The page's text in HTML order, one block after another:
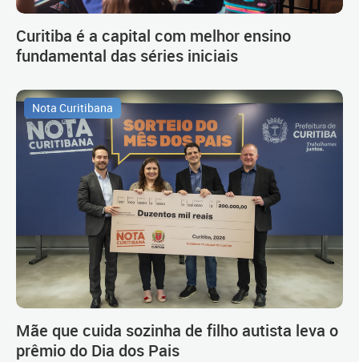
Curitiba é a capital com melhor ensino
fundamental das séries iniciais
Nota Curitibana
Mãe que cuida sozinha de filho autista leva o
prêmio do Dia dos Pais